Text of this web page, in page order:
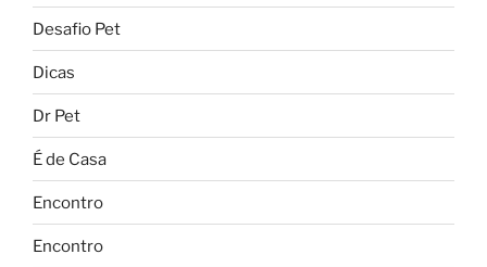
Desafio Pet
Dicas
Dr Pet
É de Casa
Encontro
Encontro